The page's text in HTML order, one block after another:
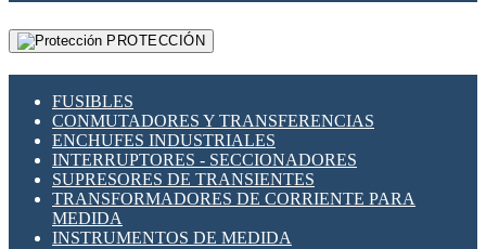
PROTECCIÓN
FUSIBLES
CONMUTADORES Y TRANSFERENCIAS
ENCHUFES INDUSTRIALES
INTERRUPTORES - SECCIONADORES
SUPRESORES DE TRANSIENTES
TRANSFORMADORES DE CORRIENTE PARA
MEDIDA
INSTRUMENTOS DE MEDIDA